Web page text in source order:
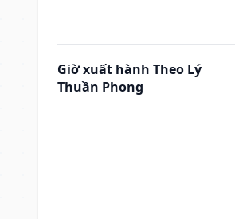
Giờ xuất hành Theo Lý
Thuần Phong